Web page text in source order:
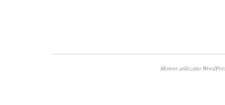
Motore utilizzato